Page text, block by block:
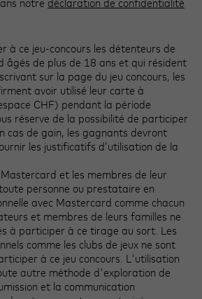
notre déclaration de confidentialité
à ce jeu-concours les détenteurs de
âgés de plus de 18 ans et qui résident
sur la page du jeu concours, les
avoir utilisé leur carte à
CHF) pendant la période
réserve de la possibilité de participer
cas de gain, les gagnants devront
les justificatifs d’utilisation de la
Mastercard et les membres de leur
personne ou prestataire en
avec Mastercard comme chacun
et membres de leurs familles ne
à participer à ce tirage au sort. Les
comme les clubs de jeux ne sont
à ce jeu concours. L'utilisation
autre méthode d'exploration de
et la communication